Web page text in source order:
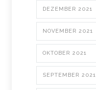
DEZEMBER 2021
NOVEMBER 2021
OKTOBER 2021
SEPTEMBER 2021